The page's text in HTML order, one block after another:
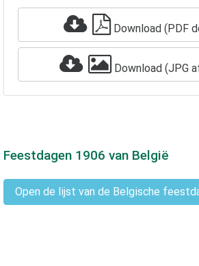
Download (PDF
Download (JPG
Feestdagen 1906 van België
Open de lijst van de Belgische